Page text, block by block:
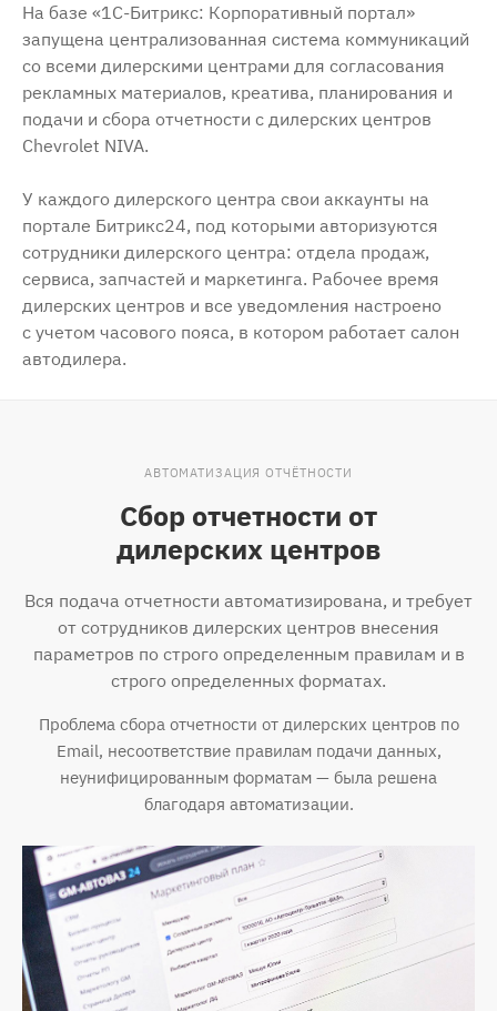
На базе «1С-Битрикс: Корпоративный портал»
запущена централизованная система коммуникаций
со всеми дилерскими центрами для согласования
рекламных материалов, креатива, планирования и
подачи и сбора отчетности с дилерских центров
Chevrolet NIVA.
У каждого дилерского центра свои аккаунты на
портале Битрикс24, под которыми авторизуются
сотрудники дилерского центра: отдела продаж,
сервиса, запчастей и маркетинга. Рабочее время
дилерских центров и все уведомления настроено
с учетом часового пояса, в котором работает салон
автодилера.
АВТОМАТИЗАЦИЯ ОТЧЁТНОСТИ
Сбор отчетности от
дилерских центров
Вся подача отчетности автоматизирована, и требует
от сотрудников дилерских центров внесения
параметров по строго определенным правилам и в
строго определенных форматах.
Проблема сбора отчетности от дилерских центров по
Email, несоответствие правилам подачи данных,
неунифицированным форматам — была решена
благодаря автоматизации.